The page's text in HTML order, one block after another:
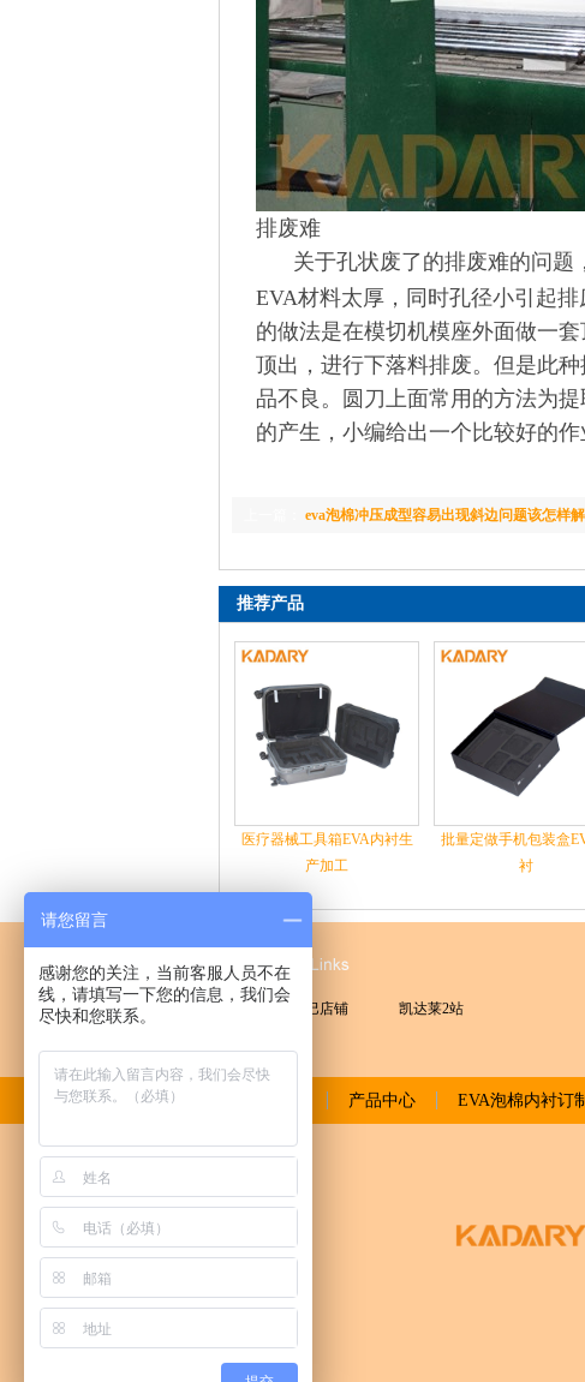
排废难
关于孔状废了的排废难的问
EVA材料太厚，同时孔径小引起
的做法是在模切机模座外面做一
顶出，进行下落料排废。但是此
品不良。圆刀上面常用的方法为
的产生，小编给出一个比较好的
eva泡棉冲压成型容易出现斜边问题该怎样
推荐产品
医疗器械工具箱EVA内衬生
产加工
批量定做手机包装盒
衬
友情链接
凯达莱阿里巴巴店铺 凯达莱2站
产品中心 EVA泡棉内衬订
公司实力
请您留言
感谢您的关注，当前客服人员不在
线，请填写一下您的信息，我们会
尽快和您联系。